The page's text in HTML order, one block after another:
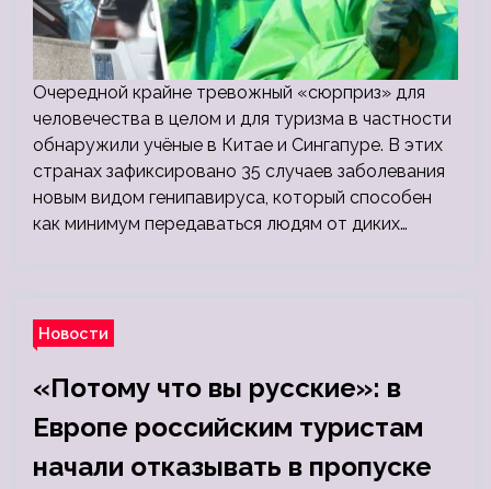
Очередной крайне тревожный «сюрприз» для
человечества в целом и для туризма в частности
обнаружили учёные в Китае и Сингапуре. В этих
странах зафиксировано 35 случаев заболевания
новым видом генипавируса, который способен
как минимум передаваться людям от диких…
Новости
«Потому что вы русские»: в
Европе российским туристам
начали отказывать в пропуске